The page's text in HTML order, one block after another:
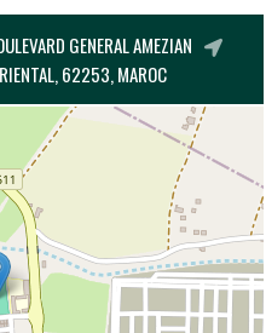
62253, MAROC